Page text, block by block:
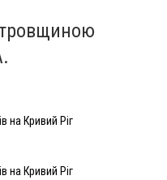
на Кривий Ріг
на Кривий Ріг